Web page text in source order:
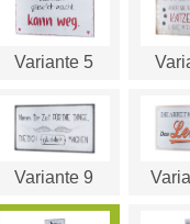
Variante 5
Variante 9